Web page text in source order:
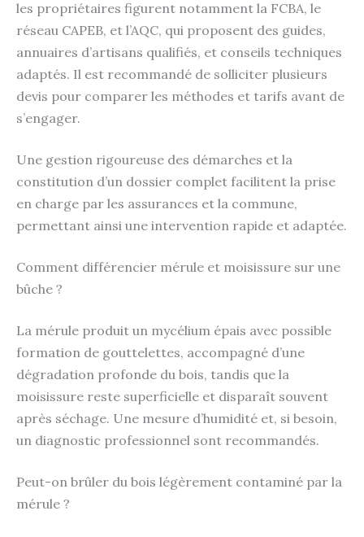
les propriétaires figurent notamment la FCBA, le
réseau CAPEB, et l’AQC, qui proposent des guides,
annuaires d’artisans qualifiés, et conseils techniques
adaptés. Il est recommandé de solliciter plusieurs
devis pour comparer les méthodes et tarifs avant de
s’engager.
Une gestion rigoureuse des démarches et la
constitution d’un dossier complet facilitent la prise
en charge par les assurances et la commune,
permettant ainsi une intervention rapide et adaptée.
Comment différencier mérule et moisissure sur une
bûche ?
La mérule produit un mycélium épais avec possible
formation de gouttelettes, accompagné d’une
dégradation profonde du bois, tandis que la
moisissure reste superficielle et disparaît souvent
après séchage. Une mesure d’humidité et, si besoin,
un diagnostic professionnel sont recommandés.
Peut-on brûler du bois légèrement contaminé par la
mérule ?